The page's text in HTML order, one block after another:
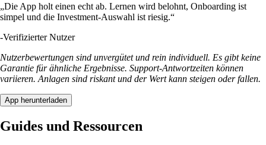
„Die App holt einen echt ab. Lernen wird belohnt, Onboarding ist
simpel und die Investment-Auswahl ist riesig.“
-Verifizierter Nutzer
Nutzerbewertungen sind unvergütet und rein individuell. Es gibt keine
Garantie für ähnliche Ergebnisse. Support-Antwortzeiten können
variieren. Anlagen sind riskant und der Wert kann steigen oder fallen.
App herunterladen
Guides und Ressourcen